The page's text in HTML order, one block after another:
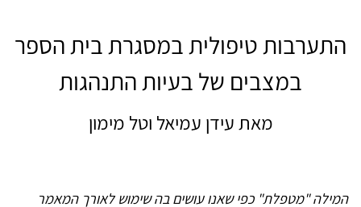
התערבות טיפולית במסגרת בית הספר
במצבים של בעיות התנהגות
מאת עידן עמיאל וטל מימון
המילה "מטפלת" כפי שאנו עושים בה שימוש לאורך המאמר